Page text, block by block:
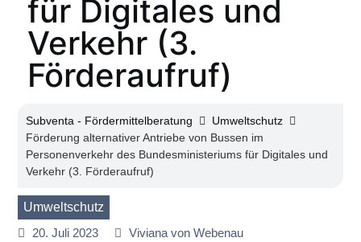
für Digitales und
Verkehr (3.
Förderaufruf)
Subventa ‐ Fördermittelberatung
Umweltschutz
Förderung alternativer Antriebe von Bussen im
Personenverkehr des Bundesministeriums für Digitales und
Verkehr (3. Förderaufruf)
Umweltschutz
20. Juli 2023
Viviana von Webenau